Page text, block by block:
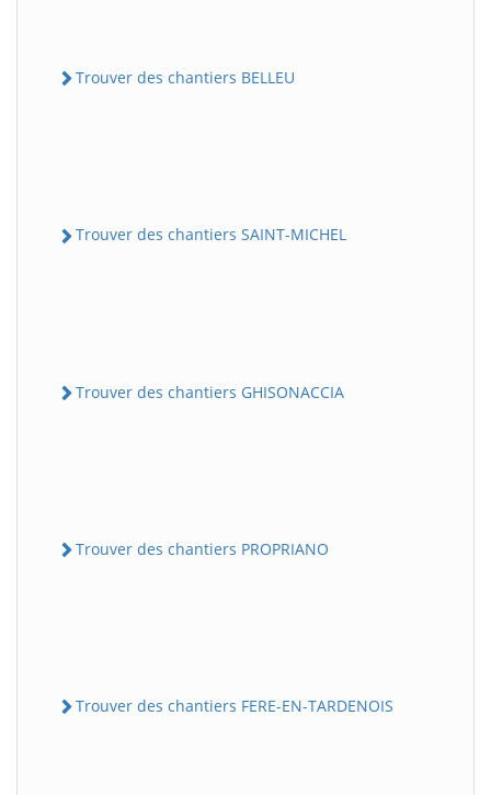
Trouver des chantiers BELLEU
Trouver des chantiers SAINT-MICHEL
Trouver des chantiers GHISONACCIA
Trouver des chantiers PROPRIANO
Trouver des chantiers FERE-EN-TARDENOIS